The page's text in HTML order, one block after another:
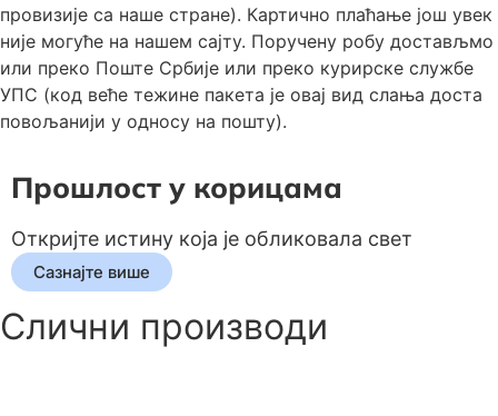
провизије са наше стране). Картично плаћање још увек
није могуће на нашем сајту. Поручену робу достављмо
или преко Поште Србије или преко курирске службе
УПС (код веће тежине пакета је овај вид слања доста
повољанији у односу на пошту).
Прошлост у корицама
Откријте истину која је обликовала свет
Сазнајте више
Слични производи